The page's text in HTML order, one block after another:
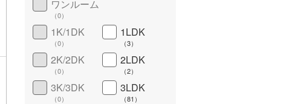
ワンルーム
（0）
1K/1DK
（0）
1LDK
（3）
2K/2DK
（0）
2LDK
（2）
3K/3DK
（0）
3LDK
（81 ）
詳しく見る